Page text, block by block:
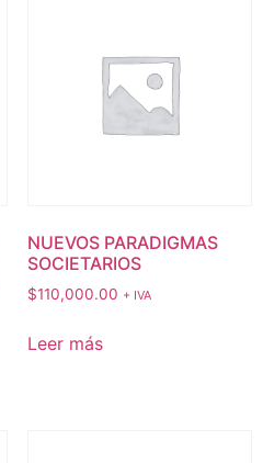
NUEVOS PARADIGMAS
SOCIETARIOS
$110,000.00 + IVA
Leer más